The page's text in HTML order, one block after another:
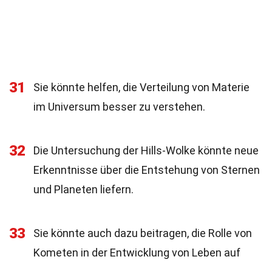
31
Sie könnte helfen, die Verteilung von Materie
im Universum besser zu verstehen.
32
Die Untersuchung der Hills-Wolke könnte neue
Erkenntnisse über die Entstehung von Sternen
und Planeten liefern.
33
Sie könnte auch dazu beitragen, die Rolle von
Kometen in der Entwicklung von Leben auf